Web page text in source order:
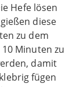
Hefe lösen
diese
zu dem
Minuten zu
damit
fügen